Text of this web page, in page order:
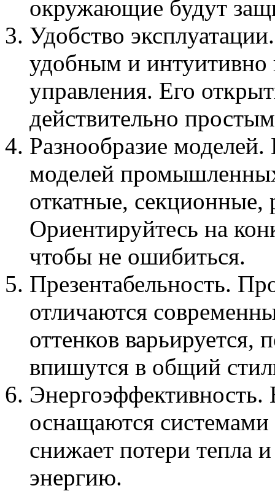
окружающие будут
Удобство
удобным и
управления. Его
действительно
Разнообразие
моделей
откатные,
Ориентируйтесь на
чтобы не ошибиться.
Презентабельность.
отличаются
оттенков варьируется,
впишутся в общий
оснащаются системами
снижает потери тепла
энергию.